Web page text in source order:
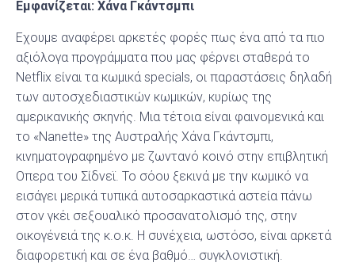
Εμφανίζεται: Χάνα Γκάντσμπι
Εχουμε αναφέρει αρκετές φορές πως ένα από τα πιο
αξιόλογα προγράμματα που μας φέρνει σταθερά το
Netflix είναι τα κωμικά specials, οι παραστάσεις δηλαδή
των αυτοσχεδιαστικών κωμικών, κυρίως της
αμερικανικής σκηνής. Μια τέτοια είναι φαινομενικά και
το «Nanette» της Αυστραλής Χάνα Γκάντσμπι,
κινηματογραφημένο με ζωντανό κοινό στην επιβλητική
Οπερα του Σίδνεϊ. Το σόου ξεκινά με την κωμικό να
εισάγει μερικά τυπικά αυτοσαρκαστικά αστεία πάνω
στον γκέι σεξουαλικό προσανατολισμό της, στην
οικογένειά της κ.ο.κ. Η συνέχεια, ωστόσο, είναι αρκετά
διαφορετική και σε ένα βαθμό… συγκλονιστική.